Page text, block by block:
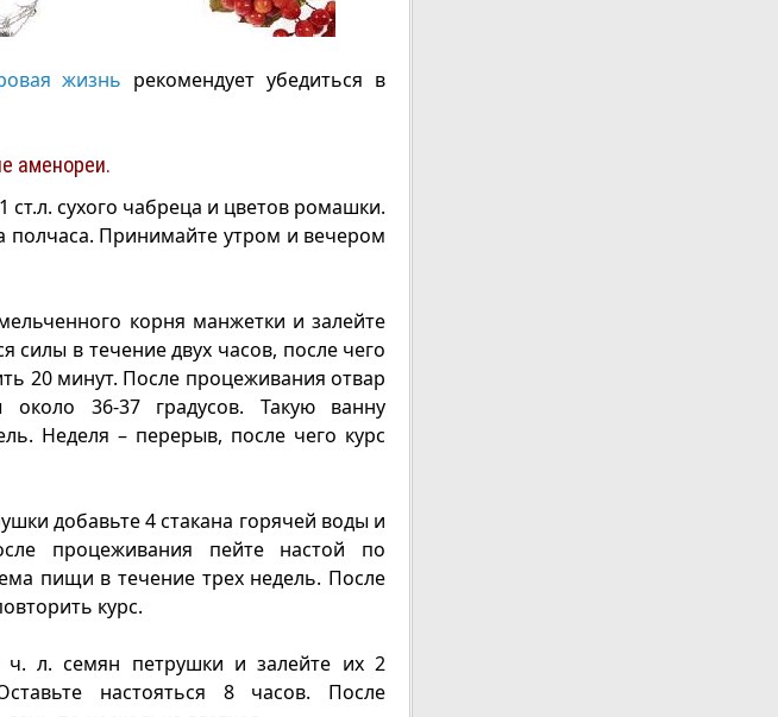
жизнь рекомендует убедиться в
аменореи.
ст.л. сухого чабреца и цветов ромашки.
полчаса. Принимайте утром и вечером
корня манжетки и залейте
силы в течение двух часов, после чего
20 минут. После процеживания отвар
36-37 градусов. Такую ванну
Неделя – перерыв, после чего курс
добавьте 4 стакана горячей воды и
процеживания пейте настой по
пищи в течение трех недель. После
курс.
ч. л. семян петрушки и залейте их 2
настояться 8 часов. После